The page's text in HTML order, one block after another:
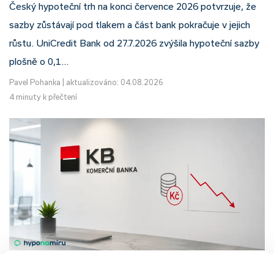
Český hypoteční trh na konci července 2026 potvrzuje, že
sazby zůstávají pod tlakem a část bank pokračuje v jejich
růstu. UniCredit Bank od 27.7.2026 zvýšila hypoteční sazby
plošně o 0,1…
Pavel Pohanka
aktualizováno: 04.08.2026
4 minuty k přečtení